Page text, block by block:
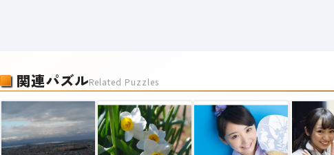
関連パズルRelated Puzzles